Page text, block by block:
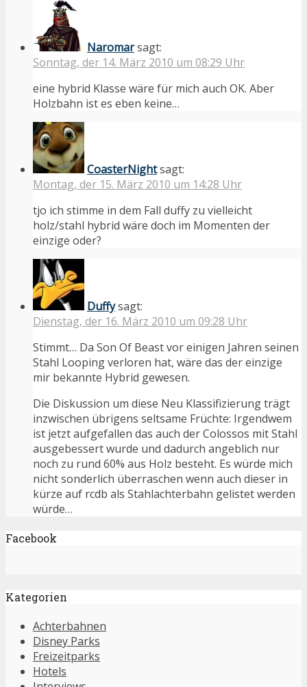
Naromarsagt:
Sonntag, der 14. März 2010 um 08:29 Uhr
eine hybrid Klasse wäre für mich auch OK. Aber
Holzbahn ist es eben keine…
CoasterNightsagt:
Montag, der 15. März 2010 um 14:28 Uhr
tjo ich stimme in dem Fall duffy zu vielleicht
holz/stahl hybrid wäre doch im Momenten der
einzige oder?
Duffysagt:
Dienstag, der 16. März 2010 um 09:28 Uhr
Stimmt… Da Son Of Beast vor einigen Jahren seinen
Stahl Looping verloren hat, wäre das der einzige
mir bekannte Hybrid gewesen.
Die Diskussion um diese Neu Klassifizierung trägt
inzwischen übrigens seltsame Früchte: Irgendwem
ist jetzt aufgefallen das auch der Colossos mit Stahl
ausgebessert wurde und dadurch angeblich nur
noch zu rund 60% aus Holz besteht. Es würde mich
nicht sonderlich überraschen wenn auch dieser in
kürze auf rcdb als Stahlachterbahn gelistet werden
würde…
Facebook
Kategorien
Achterbahnen
Disney Parks
Freizeitparks
Hotels